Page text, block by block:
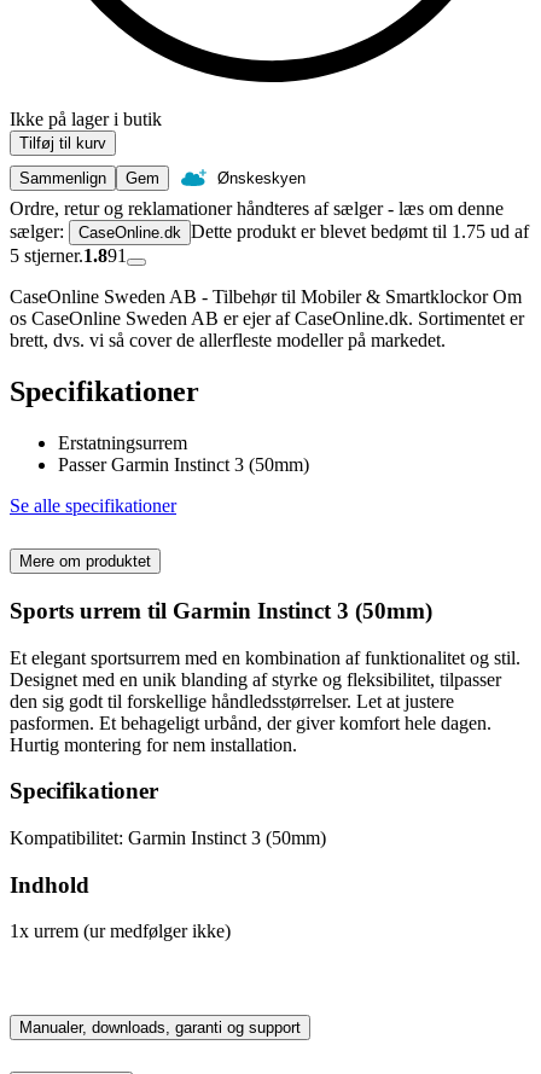
Ikke på lager i butik
Tilføj til kurv
Sammenlign
Gem Ønskeskyen
Ordre, retur og reklamationer håndteres af sælger - læs om denne
sælger:
CaseOnline.dk Dette produkt er blevet bedømt til 1.75 ud af
5 stjerner.1.891
CaseOnline Sweden AB - Tilbehør til Mobiler & Smartklockor Om
os CaseOnline Sweden AB er ejer af CaseOnline.dk. Sortimentet er
brett, dvs. vi så cover de allerfleste modeller på markedet.
Specifikationer
Erstatningsurrem
Passer Garmin Instinct 3 (50mm)
Se alle specifikationer
Mere om produktet
Sports urrem til Garmin Instinct 3 (50mm)
Et elegant sportsurrem med en kombination af funktionalitet og stil.
Designet med en unik blanding af styrke og fleksibilitet, tilpasser
den sig godt til forskellige håndledsstørrelser. Let at justere
pasformen. Et behageligt urbånd, der giver komfort hele dagen.
Hurtig montering for nem installation.
Specifikationer
Kompatibilitet: Garmin Instinct 3 (50mm)
Indhold
1x urrem (ur medfølger ikke)
Manualer, downloads, garanti og support